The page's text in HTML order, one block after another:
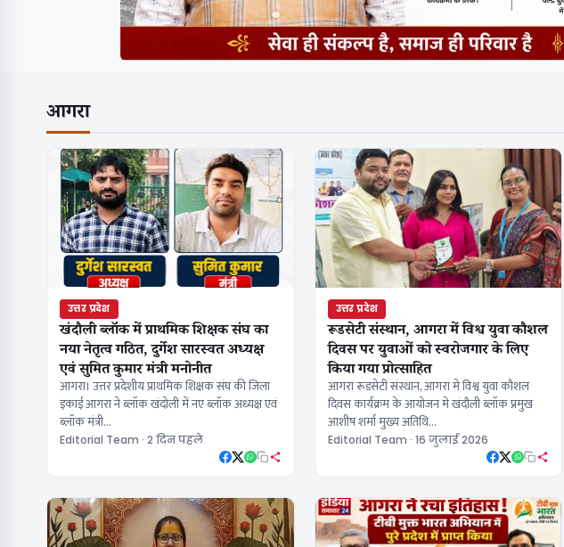
आगरा
उत्तर प्रदेश
खंदौली ब्लॉक में प्राथमिक शिक्षक संघ का
नया नेतृत्व गठित, दुर्गेश सारस्वत अध्यक्ष
एवं सुमित कुमार मंत्री मनोनीत
आगरा। उत्तर प्रदेशीय प्राथमिक शिक्षक संघ की जिला
इकाई आगरा ने ब्लॉक खंदोली में नए ब्लॉक अध्यक्ष एवं
ब्लॉक मंत्री…
Editorial Team · 2 दिन पहले
उत्तर प्रदेश
रूडसेटी संस्थान, आगरा में विश्व युवा कौशल
दिवस पर युवाओं को स्वरोजगार के लिए
किया गया प्रोत्साहित
आगरा रूडसेटी संस्थान, आगरा मे विश्व युवा कौशल
दिवस कार्यक्रम के आयोजन मे खंदौली ब्लॉक प्रमुख
आशीष शर्मा मुख्य अतिथि…
Editorial Team · 16 जुलाई 2026